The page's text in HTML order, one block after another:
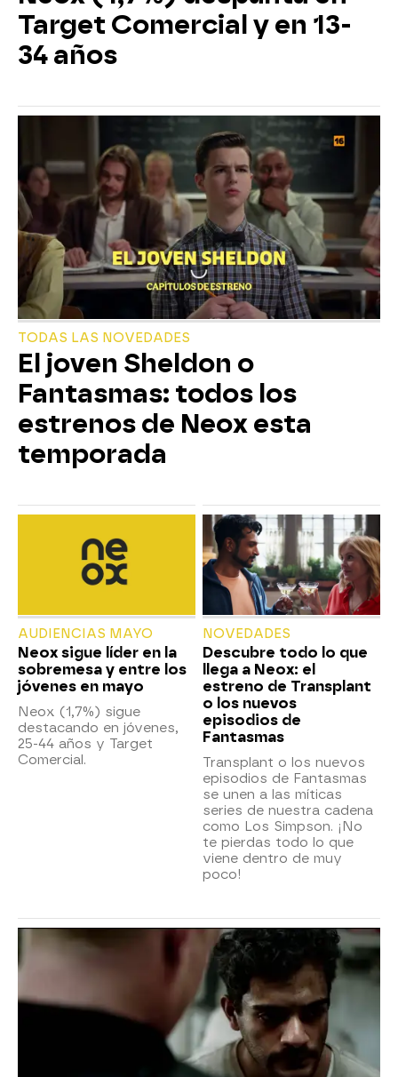
Target Comercial y en 13-
34 años
TODAS LAS NOVEDADES
El joven Sheldon o
Fantasmas: todos los
estrenos de Neox esta
temporada
AUDIENCIAS MAYO
Neox sigue líder en la
sobremesa y entre los
jóvenes en mayo
Neox (1,7%) sigue
destacando en jóvenes,
25-44 años y Target
Comercial.
NOVEDADES
Descubre todo lo que
llega a Neox: el
estreno de Transplant
o los nuevos
episodios de
Fantasmas
Transplant o los nuevos
episodios de Fantasmas
se unen a las míticas
series de nuestra cadena
como Los Simpson. ¡No
te pierdas todo lo que
viene dentro de muy
poco!